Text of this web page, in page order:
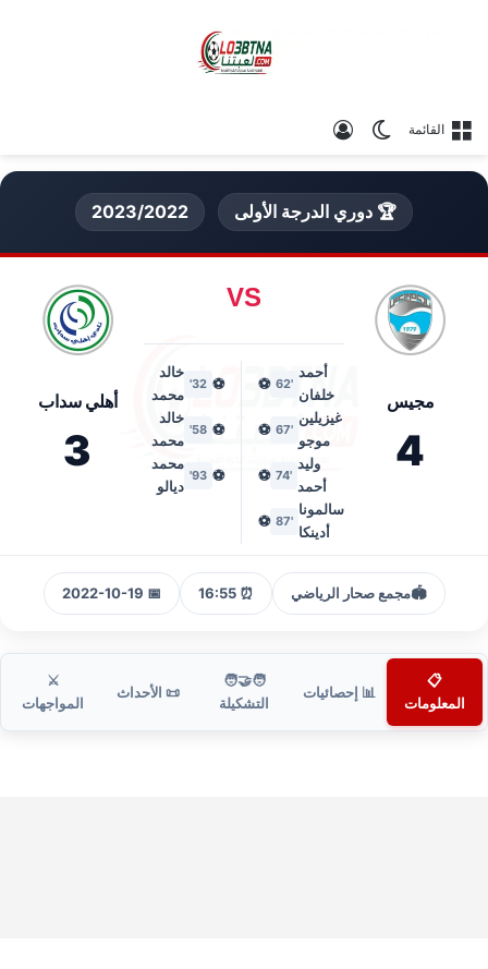
القائمة الوضع المظلم
🏆 دوري الدرجة الأولى 2023/2022
مجيس
4
VS
أحمد
خلفان
'62
⚽
غيزيلين
موجو
'67
⚽
وليد
أحمد
'74
⚽
سالمونا
أدينكا
'87
⚽
⚽
32'
خالد
محمد
⚽
58'
خالد
محمد
⚽
93'
محمد
ديالو
أهلي سداب
3
🏟️مجمع صحار الرياضي ⏰ 16:55
📅 2022-10-19
📋
المعلومات
📊 إحصائيات
🧑‍🤝‍🧑
التشكيلة
📜 الأحداث
⚔️
المواجهات